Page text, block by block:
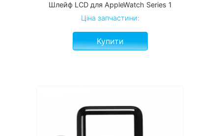
Шлейф LCD для AppleWatch Series 1
Ціна запчастини:
Купити